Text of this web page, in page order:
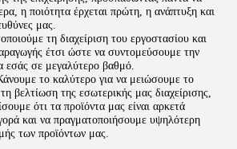
η ποιότητα έρχεται πρώτη, η ανάπτυξη και
μας.
τη διαχείριση του εργοστασίου και
έτσι ώστε να συντομεύσουμε την
εσάς σε μεγαλύτερο βαθμό.
το καλύτερο για να μειώσουμε το
βελτίωση της εσωτερικής μας διαχείρισης,
ότι τα προϊόντα μας είναι αρκετά
και να πραγματοποιήσουμε υψηλότερη
των προϊόντων μας.